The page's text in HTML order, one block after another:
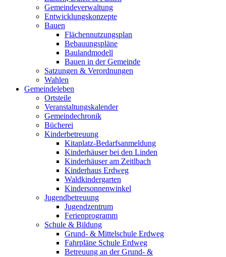
Gemeindeverwaltung
Entwicklungskonzepte
Bauen
Flächennutzungsplan
Bebauungspläne
Baulandmodell
Bauen in der Gemeinde
Satzungen & Verordnungen
Wahlen
Gemeindeleben
Ortsteile
Veranstaltungskalender
Gemeindechronik
Bücherei
Kinderbetreuung
Kitaplatz-Bedarfsanmeldung
Kinderhäuser bei den Linden
Kinderhäuser am Zeitlbach
Kinderhaus Erdweg
Waldkindergarten
Kindersonnenwinkel
Jugendbetreuung
Jugendzentrum
Ferienprogramm
Schule & Bildung
Grund- & Mittelschule Erdweg
Fahrpläne Schule Erdweg
Betreuung an der Grund- &